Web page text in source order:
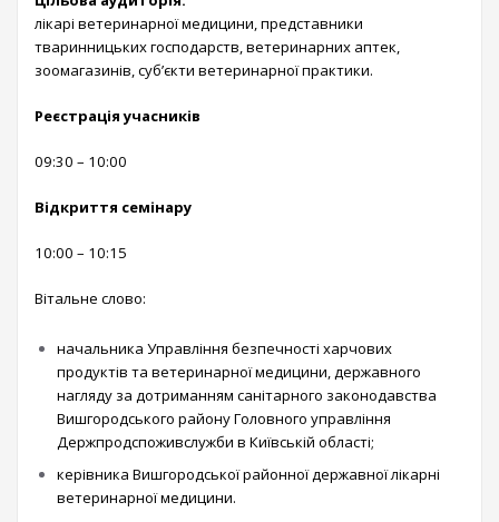
лікарі ветеринарної медицини, представники
тваринницьких господарств, ветеринарних аптек,
зоомагазинів, суб’єкти ветеринарної практики.
Реєстрація учасників
09:30 – 10:00
Відкриття семінару
10:00 – 10:15
Вітальне слово:
начальника Управління безпечності харчових
продуктів та ветеринарної медицини, державного
нагляду за дотриманням санітарного законодавства
Вишгородського району Головного управління
Держпродспоживслужби в Київській області;
керівника Вишгородської районної державної лікарні
ветеринарної медицини.